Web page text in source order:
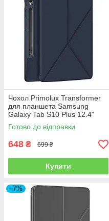
Чохол Primolux Transformer
для планшета Samsung
Galaxy Tab S10 Plus 12.4"
(SM-X820 / SM-X826) - Dark
Blue
Готово до відправки
648 ₴ 699 ₴
Купити
–7%